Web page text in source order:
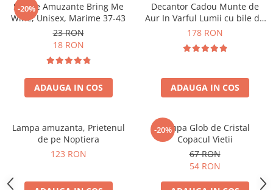
-20%
Sosete Amuzante Bring Me
Wine, Unisex, Marime 37-43
23 RON
18 RON
ADAUGA IN COS
Decantor Cadou Munte de
Aur In Varful Lumii cu bile de
curatare
178 RON
ADAUGA IN COS
Lampa amuzanta, Prietenul
de pe Noptiera
123 RON
-20%
Lampa Glob de Cristal
Copacul Vietii
67 RON
54 RON